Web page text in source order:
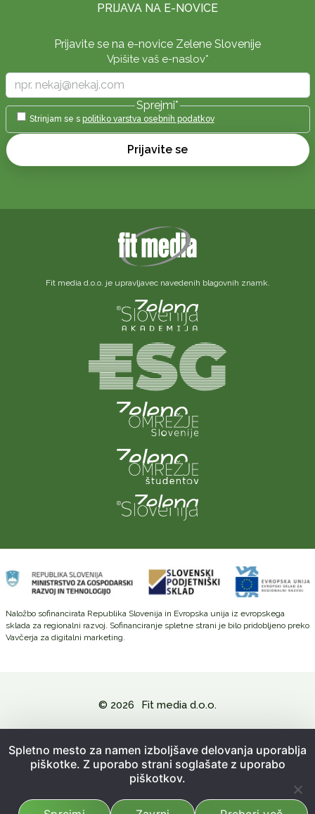
PRIJAVA NA E-NOVICE
Prijavite se na e-novice Zelene Slovenije
Vpišite vaš e-naslov*
Sprejmi*
Strinjam se s politiko varstva osebnih podatkov
Prijavite se
Fit media d.o.o. je upravljavec navedenih blagovnih znamk.
Naložbo sofinancirata Republika Slovenija in Evropska unija iz evropskega
sklada za regionalni razvoj. Sofinanciranje spletne strani je bilo pridobljeno preko
Vavčerja za digitalni marketing.
© 2026 Fit media d.o.o.
Splošni pogoji poslovanja
Spletno mesto za namen izboljšave delovanja uporablja
piškotke. Z uporabo strani soglašate z uporabo
piškotkov.